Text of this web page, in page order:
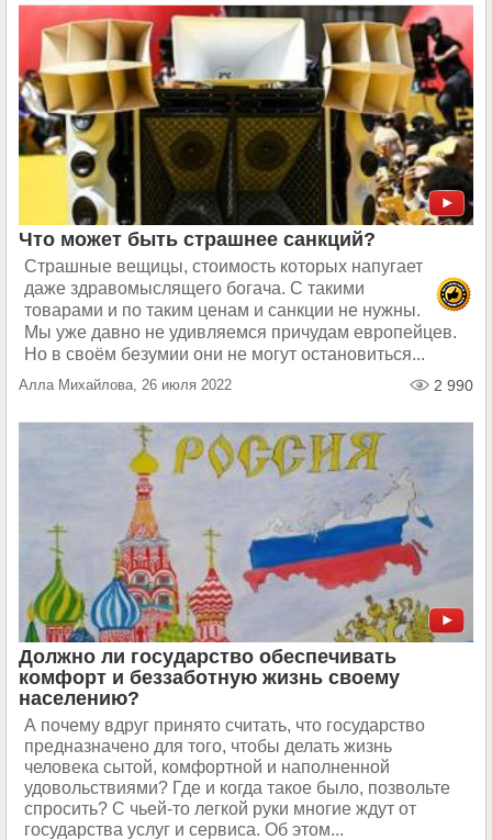
Что может быть страшнее санкций?
Страшные вещицы, стоимость которых напугает
даже здравомыслящего богача. С такими
товарами и по таким ценам и санкции не нужны.
Мы уже давно не удивляемся причудам европейцев.
Но в своём безумии они не могут остановиться...
Алла Михайлова, 26 июля 2022 2 990
Должно ли государство обеспечивать
комфорт и беззаботную жизнь своему
населению?
А почему вдруг принято считать, что государство
предназначено для того, чтобы делать жизнь
человека сытой, комфортной и наполненной
удовольствиями? Где и когда такое было, позвольте
спросить? С чьей-то легкой руки многие ждут от
государства услуг и сервиса. Об этом...